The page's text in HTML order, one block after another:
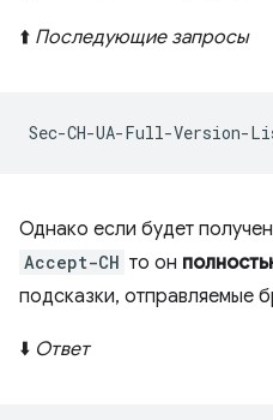
⬆️ Последующие запросы
Однако если будет
Accept-CH то он
подсказки, отправляемые
⬇️ Ответ